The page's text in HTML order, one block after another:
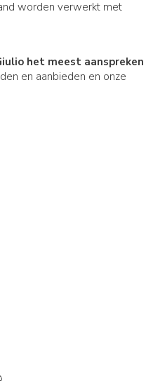
worden verwerkt met
het meest aanspreken
en aanbieden en onze